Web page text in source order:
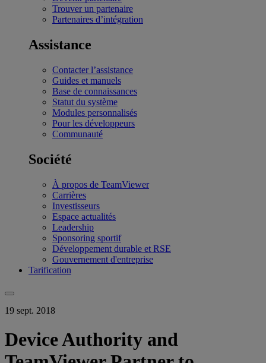
Trouver un partenaire
Partenaires d’intégration
Assistance
Contacter l’assistance
Guides et manuels
Base de connaissances
Statut du système
Modules personnalisés
Pour les développeurs
Communauté
Société
À propos de TeamViewer
Carrières
Investisseurs
Espace actualités
Leadership
Sponsoring sportif
Développement durable et RSE
Gouvernement d'entreprise
Tarification
19 sept. 2018
Device Authority and